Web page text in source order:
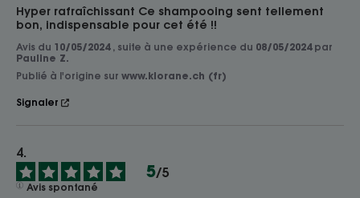
Hyper rafraîchissant Ce shampooing sent tellement
bon, indispensable pour cet été !!
Avis du 10/05/2024 , suite à une expérience du 08/05/2024 par
Pauline Z.
Publié à l'origine sur www.klorane.ch (fr)
Signaler
5/5
Avis spontané